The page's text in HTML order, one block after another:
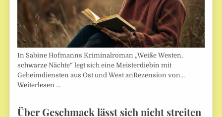
In Sabine Hofmanns Kriminalroman „Weiße Westen,
schwarze Nächte“ legt sich eine Meisterdiebin mit
Geheimdiensten aus Ost und West anRezension von…
Weiterlesen …
Über Geschmack lässt sich nicht streiten